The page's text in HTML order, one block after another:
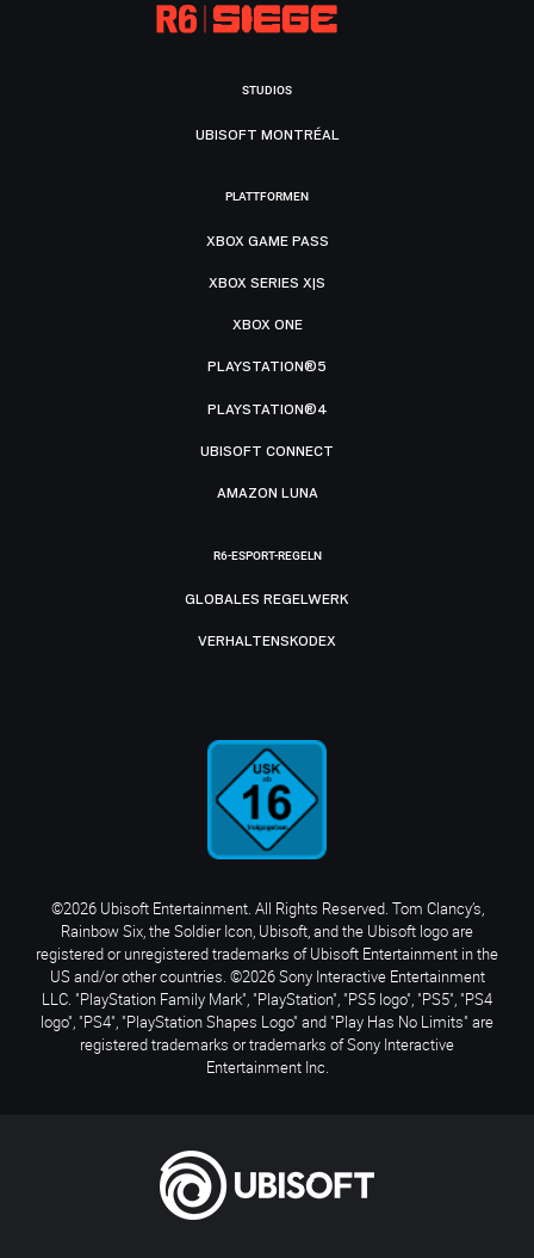
STUDIOS
UBISOFT MONTRÉAL
PLATTFORMEN
XBOX GAME PASS
XBOX SERIES X|S
XBOX ONE
PLAYSTATION®5
PLAYSTATION®4
UBISOFT CONNECT
AMAZON LUNA
R6-ESPORT-REGELN
GLOBALES REGELWERK
VERHALTENSKODEX
©2026 Ubisoft Entertainment. All Rights Reserved. Tom Clancy’s,
Rainbow Six, the Soldier Icon, Ubisoft, and the Ubisoft logo are
registered or unregistered trademarks of Ubisoft Entertainment in the
US and/or other countries. ©2026 Sony Interactive Entertainment
LLC. "PlayStation Family Mark", "PlayStation", "PS5 logo", "PS5", "PS4
logo", "PS4", "PlayStation Shapes Logo" and "Play Has No Limits" are
registered trademarks or trademarks of Sony Interactive
Entertainment Inc.